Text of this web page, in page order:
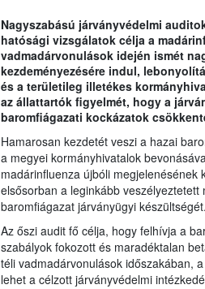
Nagyszabású járványvédelmi
hatósági vizsgálatok célja a
vadmadárvonulások idején ismét
kezdeményezésére indul,
és a területileg illetékes
az állattartók figyelmét, hogy a
baromfiágazati kockázatok
Hamarosan kezdetét veszi a hazai
a megyei kormányhivatalok
madárinfluenza újbóli
elsősorban a leginkább
baromfiágazat járványügyi készültségét.
Az őszi audit fő célja, hogy felhívja a
szabályok fokozott és maradéktalan
téli vadmadárvonulások időszakában,
lehet a célzott járványvédelmi